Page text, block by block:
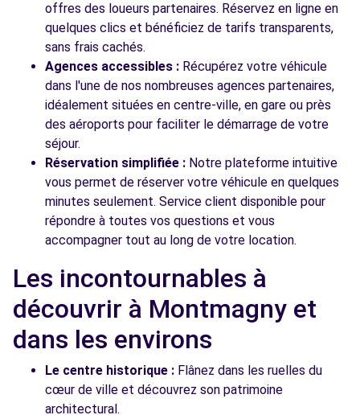
offres des loueurs partenaires. Réservez en ligne en
quelques clics et bénéficiez de tarifs transparents,
sans frais cachés.
Agences accessibles : Récupérez votre véhicule
dans l'une de nos nombreuses agences partenaires,
idéalement situées en centre-ville, en gare ou près
des aéroports pour faciliter le démarrage de votre
séjour.
Réservation simplifiée : Notre plateforme intuitive
vous permet de réserver votre véhicule en quelques
minutes seulement. Service client disponible pour
répondre à toutes vos questions et vous
accompagner tout au long de votre location.
Les incontournables à
découvrir à Montmagny et
dans les environs
Le centre historique : Flânez dans les ruelles du
cœur de ville et découvrez son patrimoine
architectural.